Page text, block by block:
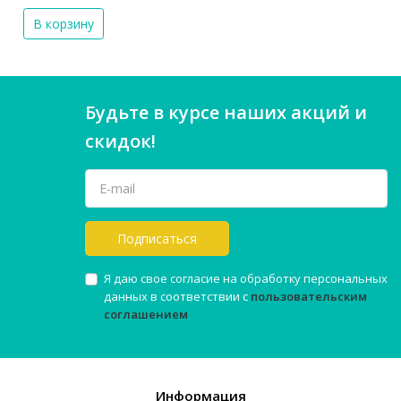
В корзину
Будьте в курсе наших акций и
скидок!
Подписаться
Я даю свое согласие на обработку персональных
данных в соответствии с пользовательским
соглашением
Информация